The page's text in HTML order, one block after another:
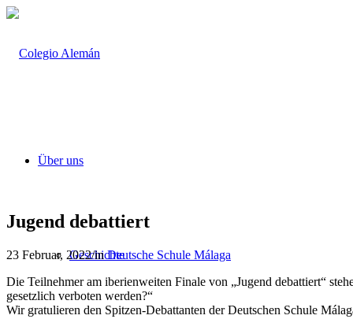
Über uns
Geschichte
Jugend debattiert
23 Februar, 2022/inDeutsche Schule Málaga
Die Teilnehmer am iberienweiten Finale von „Jugend debattiert“
gesetzlich verboten werden?“
Wir gratulieren den Spitzen-Debattanten der Deutschen Schule